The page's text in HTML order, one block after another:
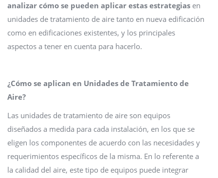
analizar cómo se pueden aplicar estas estrategias en
unidades de tratamiento de aire tanto en nueva edificación
como en edificaciones existentes, y los principales
aspectos a tener en cuenta para hacerlo.
¿Cómo se aplican en Unidades de Tratamiento de
Aire?
Las unidades de tratamiento de aire son equipos
diseñados a medida para cada instalación, en los que se
eligen los componentes de acuerdo con las necesidades y
requerimientos específicos de la misma. En lo referente a
la calidad del aire, este tipo de equipos puede integrar